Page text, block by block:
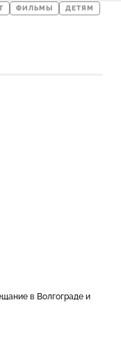
ФИЛЬМЫ ДЕТЯМ
в Волгограде и